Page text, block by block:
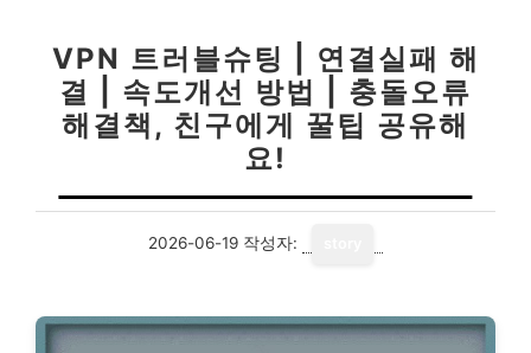
VPN 트러블슈팅 | 연결실패 해
결 | 속도개선 방법 | 충돌오류
해결책, 친구에게 꿀팁 공유해
요!
2026-06-19 작성자: